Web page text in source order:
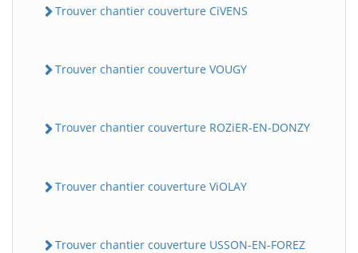
Trouver chantier couverture CiVENS
Trouver chantier couverture VOUGY
Trouver chantier couverture ROZiER-EN-DONZY
Trouver chantier couverture ViOLAY
Trouver chantier couverture USSON-EN-FOREZ